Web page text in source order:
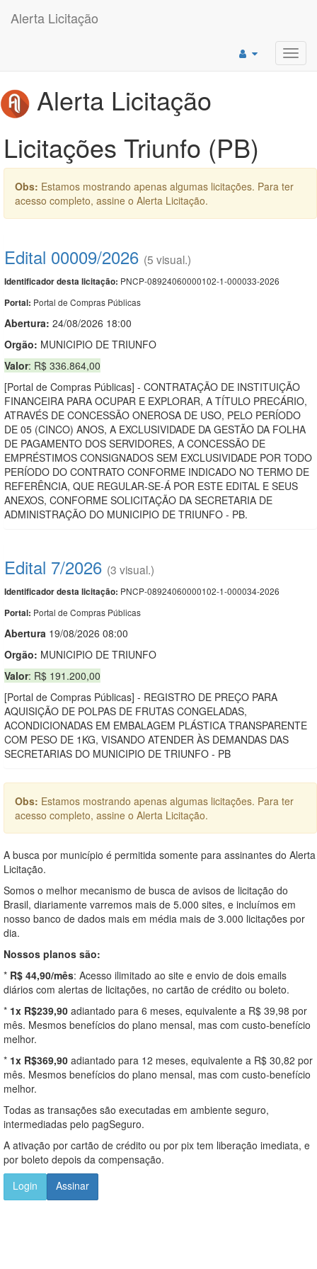
Alerta Licitação
Alerta Licitação
Licitações Triunfo (PB)
Obs: Estamos mostrando apenas algumas licitações. Para ter
acesso completo, assine o Alerta Licitação.
Edital 00009/2026 (5 visual.)
Identificador desta licitação: PNCP-08924060000102-1-000033-2026
Portal: Portal de Compras Públicas
Abertura: 24/08/2026 18:00
Orgão: MUNICIPIO DE TRIUNFO
Valor: R$ 336.864,00
[Portal de Compras Públicas] - CONTRATAÇÃO DE INSTITUIÇÃO
FINANCEIRA PARA OCUPAR E EXPLORAR, A TÍTULO PRECÁRIO,
ATRAVÉS DE CONCESSÃO ONEROSA DE USO, PELO PERÍODO
DE 05 (CINCO) ANOS, A EXCLUSIVIDADE DA GESTÃO DA FOLHA
DE PAGAMENTO DOS SERVIDORES, A CONCESSÃO DE
EMPRÉSTIMOS CONSIGNADOS SEM EXCLUSIVIDADE POR TODO
PERÍODO DO CONTRATO CONFORME INDICADO NO TERMO DE
REFERÊNCIA, QUE REGULAR-SE-Á POR ESTE EDITAL E SEUS
ANEXOS, CONFORME SOLICITAÇÃO DA SECRETARIA DE
ADMINISTRAÇÃO DO MUNICIPIO DE TRIUNFO - PB.
Edital 7/2026 (3 visual.)
Identificador desta licitação: PNCP-08924060000102-1-000034-2026
Portal: Portal de Compras Públicas
Abertura 19/08/2026 08:00
Orgão: MUNICIPIO DE TRIUNFO
Valor: R$ 191.200,00
[Portal de Compras Públicas] - REGISTRO DE PREÇO PARA
AQUISIÇÃO DE POLPAS DE FRUTAS CONGELADAS,
ACONDICIONADAS EM EMBALAGEM PLÁSTICA TRANSPARENTE
COM PESO DE 1KG, VISANDO ATENDER ÀS DEMANDAS DAS
SECRETARIAS DO MUNICIPIO DE TRIUNFO - PB
Obs: Estamos mostrando apenas algumas licitações. Para ter
acesso completo, assine o Alerta Licitação.
A busca por município é permitida somente para assinantes do Alerta
Licitação.
Somos o melhor mecanismo de busca de avisos de licitação do
Brasil, diariamente varremos mais de 5.000 sites, e incluímos em
nosso banco de dados mais em média mais de 3.000 licitações por
dia.
Nossos planos são:
* R$ 44,90/mês: Acesso ilimitado ao site e envio de dois emails
diários com alertas de licitações, no cartão de crédito ou boleto.
* 1x R$239,90 adiantado para 6 meses, equivalente a R$ 39,98 por
mês. Mesmos benefícios do plano mensal, mas com custo-benefício
melhor.
* 1x R$369,90 adiantado para 12 meses, equivalente a R$ 30,82 por
mês. Mesmos benefícios do plano mensal, mas com custo-benefício
melhor.
Todas as transações são executadas em ambiente seguro,
intermediadas pelo pagSeguro.
A ativação por cartão de crédito ou por pix tem liberação imediata, e
por boleto depois da compensação.
Login
Assinar